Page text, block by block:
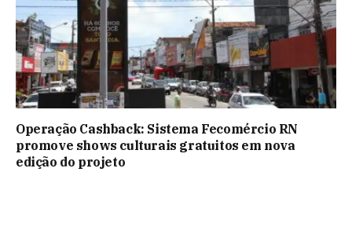
Operação Cashback: Sistema Fecomércio RN
promove shows culturais gratuitos em nova
edição do projeto